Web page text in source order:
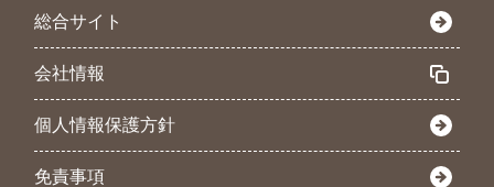
総合サイト
会社情報
個人情報保護方針
免責事項